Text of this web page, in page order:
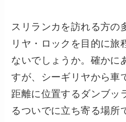
スリランカを訪れる方の
リヤ・ロックを目的に旅
ないでしょうか。確かに
すが、シーギリヤから車
距離に位置するダンブッ
るついでに立ち寄る場所